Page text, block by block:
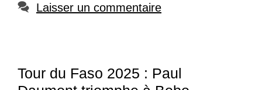
Laisser un commentaire
Tour du Faso 2025 : Paul